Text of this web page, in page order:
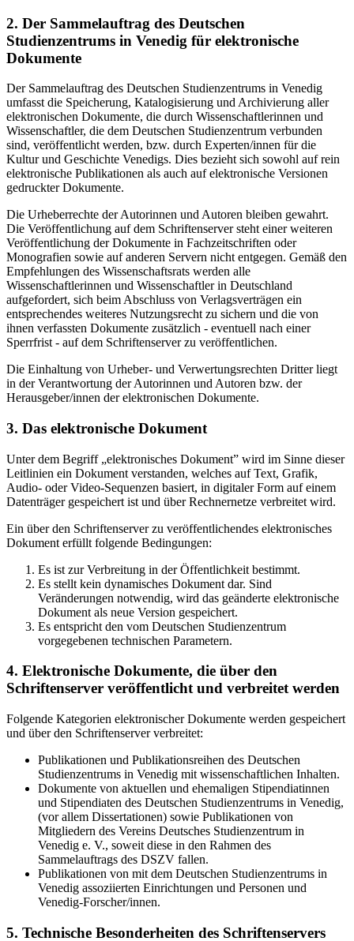
2. Der Sammelauftrag des Deutschen
Studienzentrums in Venedig für elektronische
Dokumente
Der Sammelauftrag des Deutschen Studienzentrums in Venedig
umfasst die Speicherung, Katalogisierung und Archivierung aller
elektronischen Dokumente, die durch Wissenschaftlerinnen und
Wissenschaftler, die dem Deutschen Studienzentrum verbunden
sind, veröffentlicht werden, bzw. durch Experten/innen für die
Kultur und Geschichte Venedigs. Dies bezieht sich sowohl auf rein
elektronische Publikationen als auch auf elektronische Versionen
gedruckter Dokumente.
Die Urheberrechte der Autorinnen und Autoren bleiben gewahrt.
Die Veröffentlichung auf dem Schriftenserver steht einer weiteren
Veröffentlichung der Dokumente in Fachzeitschriften oder
Monografien sowie auf anderen Servern nicht entgegen. Gemäß den
Empfehlungen des Wissenschaftsrats werden alle
Wissenschaftlerinnen und Wissenschaftler in Deutschland
aufgefordert, sich beim Abschluss von Verlagsverträgen ein
entsprechendes weiteres Nutzungsrecht zu sichern und die von
ihnen verfassten Dokumente zusätzlich - eventuell nach einer
Sperrfrist - auf dem Schriftenserver zu veröffentlichen.
Die Einhaltung von Urheber- und Verwertungsrechten Dritter liegt
in der Verantwortung der Autorinnen und Autoren bzw. der
Herausgeber/innen der elektronischen Dokumente.
3. Das elektronische Dokument
Unter dem Begriff „elektronisches Dokument” wird im Sinne dieser
Leitlinien ein Dokument verstanden, welches auf Text, Grafik,
Audio- oder Video-Sequenzen basiert, in digitaler Form auf einem
Datenträger gespeichert ist und über Rechnernetze verbreitet wird.
Ein über den Schriftenserver zu veröffentlichendes elektronisches
Dokument erfüllt folgende Bedingungen:
Es ist zur Verbreitung in der Öffentlichkeit bestimmt.
Es stellt kein dynamisches Dokument dar. Sind
Veränderungen notwendig, wird das geänderte elektronische
Dokument als neue Version gespeichert.
Es entspricht den vom Deutschen Studienzentrum
vorgegebenen technischen Parametern.
4. Elektronische Dokumente, die über den
Schriftenserver veröffentlicht und verbreitet werden
Folgende Kategorien elektronischer Dokumente werden gespeichert
und über den Schriftenserver verbreitet:
Publikationen und Publikationsreihen des Deutschen
Studienzentrums in Venedig mit wissenschaftlichen Inhalten.
Dokumente von aktuellen und ehemaligen Stipendiatinnen
und Stipendiaten des Deutschen Studienzentrums in Venedig,
(vor allem Dissertationen) sowie Publikationen von
Mitgliedern des Vereins Deutsches Studienzentrum in
Venedig e. V., soweit diese in den Rahmen des
Sammelauftrags des DSZV fallen.
Publikationen von mit dem Deutschen Studienzentrums in
Venedig assoziierten Einrichtungen und Personen und
Venedig-Forscher/innen.
5. Technische Besonderheiten des Schriftenservers